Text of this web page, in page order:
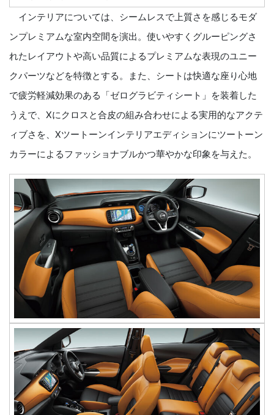
インテリアについては、シームレスで上質さを感じるモダ
ンプレミアムな室内空間を演出。使いやすくグルーピングさ
れたレイアウトや高い品質によるプレミアムな表現のユニー
クパーツなどを特徴とする。また、シートは快適な座り心地
で疲労軽減効果のある「ゼログラビティシート」を装着した
うえで、Xにクロスと合皮の組み合わせによる実用的なアクテ
ィブさを、Xツートーンインテリアエディションにツートーン
カラーによるファッショナブルかつ華やかな印象を与えた。